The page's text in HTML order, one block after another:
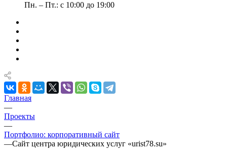
Пн. – Пт.: с 10:00 до 19:00
Главная
—
Проекты
—
Портфолио: корпоративный сайт
—Сайт центра юридических услуг «urist78.su»